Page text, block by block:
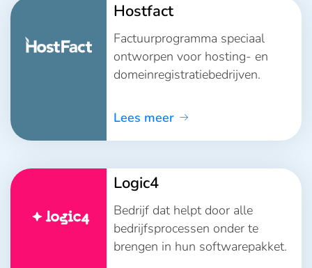
Hostfact
Factuurprogramma speciaal
ontworpen voor hosting- en
domeinregistratiebedrijven.
Lees meer
Logic4
Bedrijf dat helpt door alle
bedrijfsprocessen onder te
brengen in hun softwarepakket.